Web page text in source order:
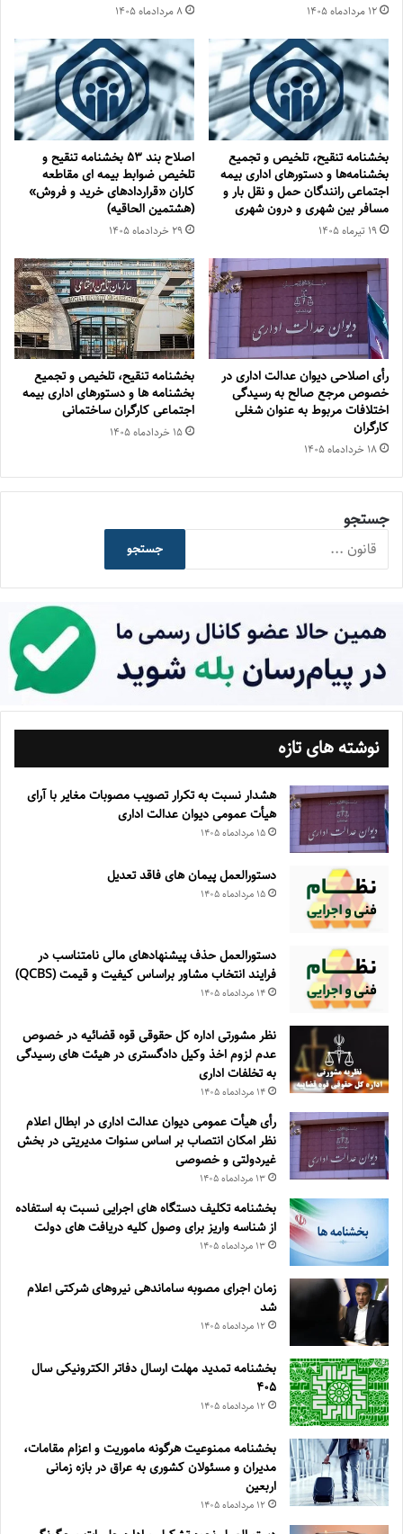
۱۲ مرداد‌ماه ۱۴۰۵ ۸ مرداد‌ماه ۱۴۰۵
بخشنامه تنقیح، تلخیص و تجمیع
بخشنامه‌‌ها و دستورهای اداری بیمه
اجتماعی رانندگان حمل و نقل بار و
مسافر بین شهری و درون شهری
۱۹ تیر‌ماه ۱۴۰۵
اصلاح بند ۵۳ بخشنامه تنقیح و
تلخیص ضوابط بیمه ای مقاطعه
کاران «قراردادهای خرید و فروش»
(هشتمین الحاقیه)
۲۹ خرداد‌ماه ۱۴۰۵
رأی اصلاحی دیوان عدالت اداری در
خصوص مرجع صالح به رسیدگی
اختلافات مربوط به عنوان شغلی
کارگران
۱۸ خرداد‌ماه ۱۴۰۵
بخشنامه تنقیح، تلخیص و تجمیع
بخشنامه ها و دستورهای اداری بیمه
اجتماعی کارگران ساختمانی
۱۵ خرداد‌ماه ۱۴۰۵
جستجو
جستجو
نوشته های تازه
هشدار نسبت به تکرار تصویب مصوبات مغایر با آرای
هیأت عمومی دیوان عدالت اداری
۱۵ مرداد‌ماه ۱۴۰۵
دستورالعمل پیمان های فاقد تعدیل
۱۵ مرداد‌ماه ۱۴۰۵
دستورالعمل حذف پيشنهادهای مالی نامتناسب در
فرايند انتخاب مشاور براساس كيفيت و قيمت (QCBS)
۱۴ مرداد‌ماه ۱۴۰۵
نظر مشورتی اداره کل حقوقی قوه قضائیه در خصوص
عدم لزوم اخذ وکیل دادگستری در هیئت های رسیدگی
به تخلفات اداری
۱۴ مرداد‌ماه ۱۴۰۵
رأی هیأت عمومی دیوان عدالت اداری در ابطال اعلام
نظر امکان انتصاب بر اساس سنوات مدیریتی در بخش
غیردولتی و خصوصی
۱۳ مرداد‌ماه ۱۴۰۵
بخشنامه تکلیف دستگاه های اجرایی نسبت به استفاده
از شناسه واریز برای وصول کلیه دریافت های دولت
۱۳ مرداد‌ماه ۱۴۰۵
زمان اجرای مصوبه ساماندهی نیروهای شرکتی اعلام
شد
۱۲ مرداد‌ماه ۱۴۰۵
بخشنامه تمدید مهلت ارسال دفاتر الکترونیکی سال
۴۰۵
۱۲ مرداد‌ماه ۱۴۰۵
بخشنامه ممنوعیت هرگونه ماموریت و اعزام مقامات،
مدیران و مسئولان کشوری به عراق در بازه زمانی
اربعین
۱۲ مرداد‌ماه ۱۴۰۵